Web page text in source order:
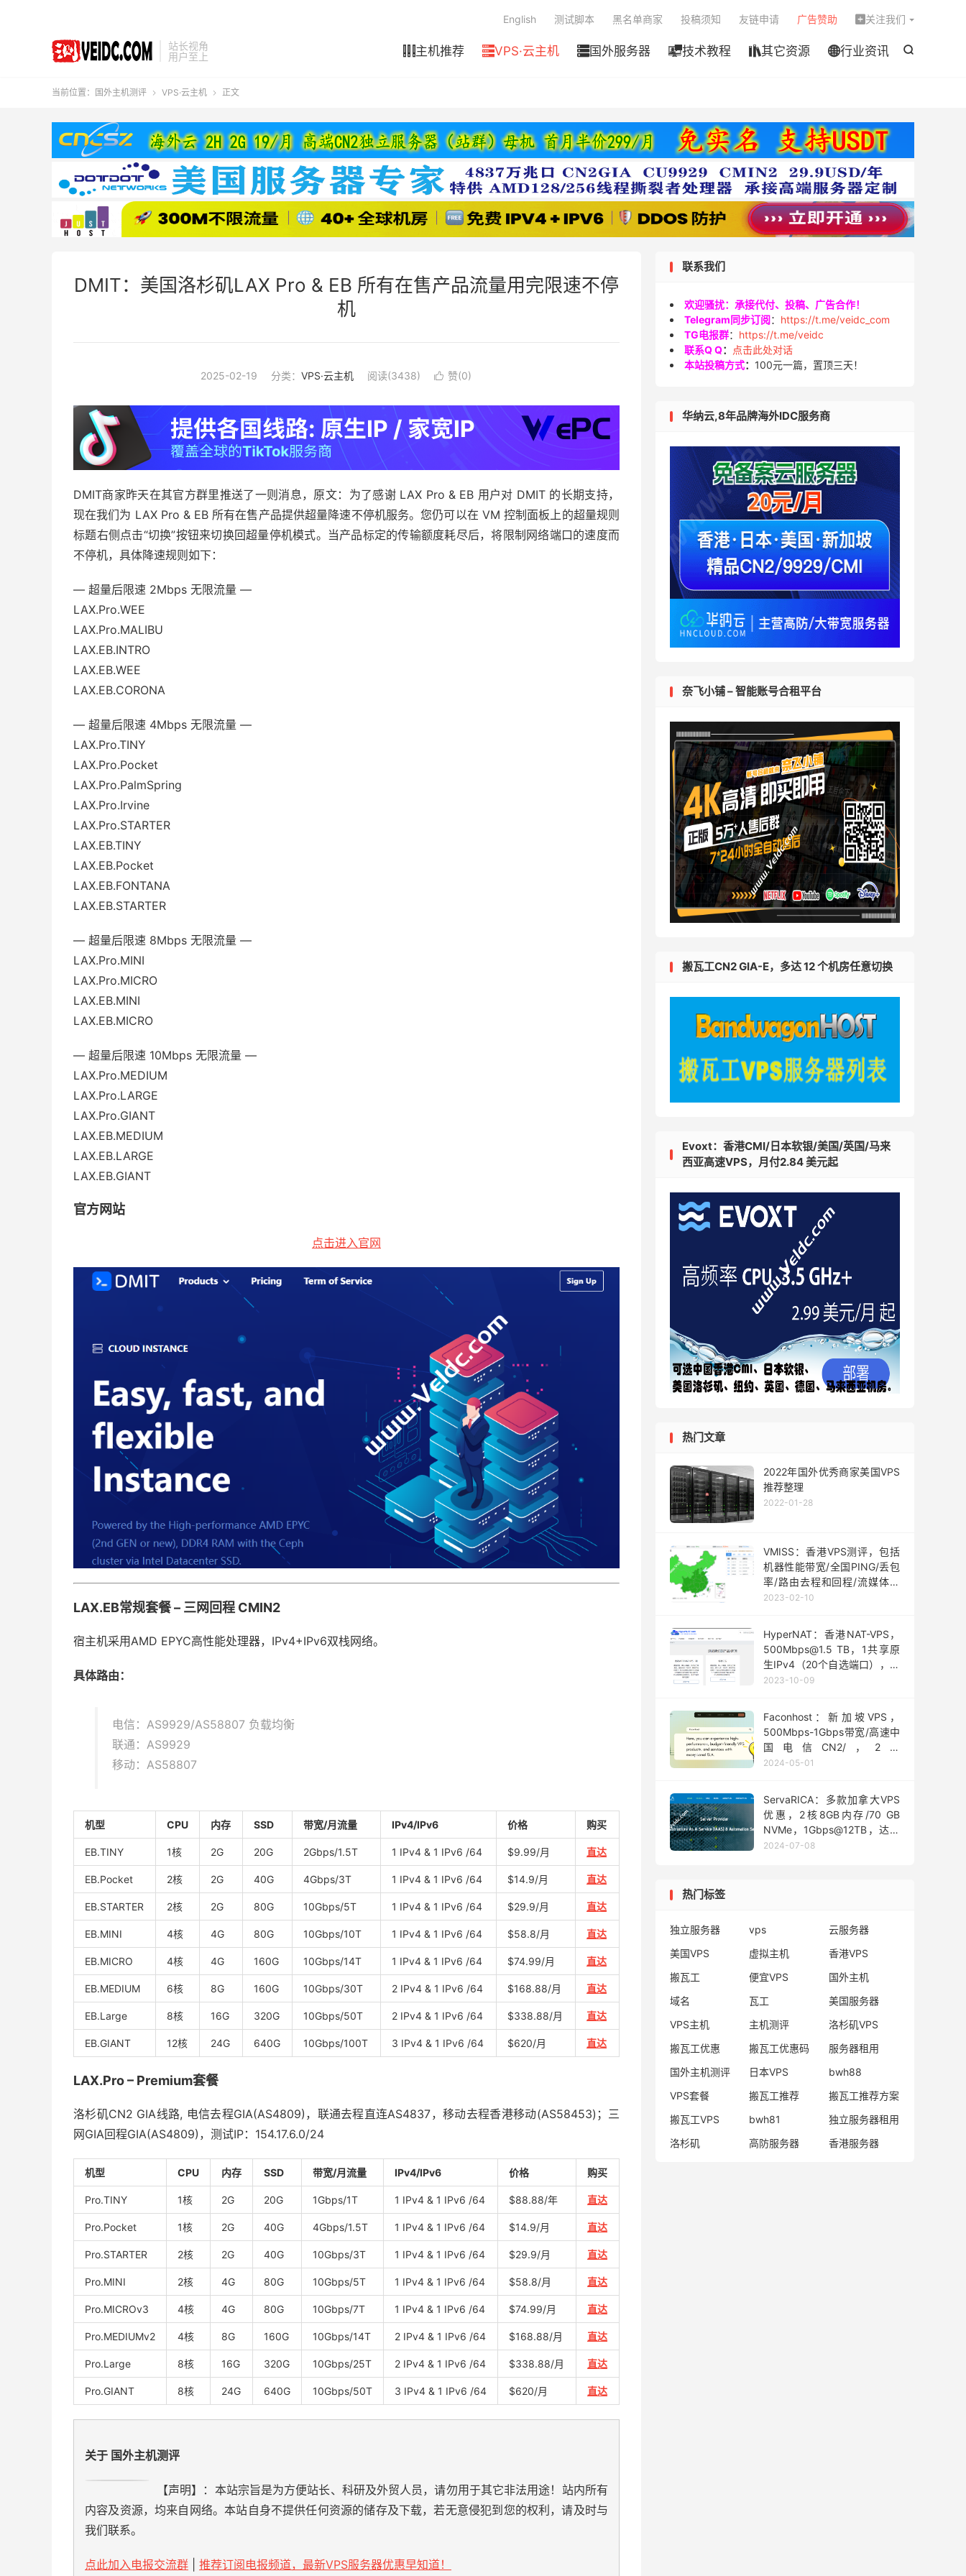
站长视角
用户至上

主机推荐 VPS·云主机 国外服务器 技术教程 其它资源 行业资讯
English 测试脚本 黑名单商家 投稿须知 友链申请 广告赞助  关注我们
当前位置： 国外主机测评  VPS·云主机  正文
DMIT：美国洛杉矶LAX Pro & EB 所有在售产品流量用完限速不停
机
2025-02-19 分类： VPS·云主机 阅读(3438)  赞(0)
DMIT商家昨天在其官方群里推送了一则消息，原文：为了感谢 LAX Pro & EB 用户对 DMIT 的长期支持，
现在我们为 LAX Pro & EB 所有在售产品提供超量降速不停机服务。您仍可以在 VM 控制面板上的超量规则
标题右侧点击“切换”按钮来切换回超量停机模式。当产品标定的传输额度耗尽后，将限制网络端口的速度而
不停机，具体降速规则如下：
— 超量后限速 2Mbps 无限流量 —
LAX.Pro.WEE
LAX.Pro.MALIBU
LAX.EB.INTRO
LAX.EB.WEE
LAX.EB.CORONA
— 超量后限速 4Mbps 无限流量 —
LAX.Pro.TINY
LAX.Pro.Pocket
LAX.Pro.PalmSpring
LAX.Pro.Irvine
LAX.Pro.STARTER
LAX.EB.TINY
LAX.EB.Pocket
LAX.EB.FONTANA
LAX.EB.STARTER
— 超量后限速 8Mbps 无限流量 —
LAX.Pro.MINI
LAX.Pro.MICRO
LAX.EB.MINI
LAX.EB.MICRO
— 超量后限速 10Mbps 无限流量 —
LAX.Pro.MEDIUM
LAX.Pro.LARGE
LAX.Pro.GIANT
LAX.EB.MEDIUM
LAX.EB.LARGE
LAX.EB.GIANT
官方网站
点击进入官网
LAX.EB常规套餐 – 三网回程 CMIN2
宿主机采用AMD EPYC高性能处理器，IPv4+IPv6双栈网络。
具体路由：
电信：AS9929/AS58807 负载均衡
联通：AS9929
移动：AS58807
机型 CPU 内存 SSD 带宽/月流量 IPv4/IPv6 价格 购买
EB.TINY 1核 2G 20G 2Gbps/1.5T 1 IPv4 & 1 IPv6 /64 $9.99/月 直达
EB.Pocket 2核 2G 40G 4Gbps/3T 1 IPv4 & 1 IPv6 /64 $14.9/月 直达
EB.STARTER 2核 2G 80G 10Gbps/5T 1 IPv4 & 1 IPv6 /64 $29.9/月 直达
EB.MINI 4核 4G 80G 10Gbps/10T 1 IPv4 & 1 IPv6 /64 $58.8/月 直达
EB.MICRO 4核 4G 160G 10Gbps/14T 1 IPv4 & 1 IPv6 /64 $74.99/月 直达
EB.MEDIUM 6核 8G 160G 10Gbps/30T 2 IPv4 & 1 IPv6 /64 $168.88/月 直达
EB.Large 8核 16G 320G 10Gbps/50T 2 IPv4 & 1 IPv6 /64 $338.88/月 直达
EB.GIANT 12核 24G 640G 10Gbps/100T 3 IPv4 & 1 IPv6 /64 $620/月 直达
LAX.Pro – Premium套餐
洛杉矶CN2 GIA线路, 电信去程GIA(AS4809)，联通去程直连AS4837，移动去程香港移动(AS58453)；三
网GIA回程GIA(AS4809)，测试IP：154.17.6.0/24
机型 CPU 内存 SSD 带宽/月流量 IPv4/IPv6 价格 购买
Pro.TINY 1核 2G 20G 1Gbps/1T 1 IPv4 & 1 IPv6 /64 $88.88/年 直达
Pro.Pocket 1核 2G 40G 4Gbps/1.5T 1 IPv4 & 1 IPv6 /64 $14.9/月 直达
Pro.STARTER 2核 2G 40G 10Gbps/3T 1 IPv4 & 1 IPv6 /64 $29.9/月 直达
Pro.MINI 2核 4G 80G 10Gbps/5T 1 IPv4 & 1 IPv6 /64 $58.8/月 直达
Pro.MICROv3 4核 4G 80G 10Gbps/7T 1 IPv4 & 1 IPv6 /64 $74.99/月 直达
Pro.MEDIUMv2 4核 8G 160G 10Gbps/14T 2 IPv4 & 1 IPv6 /64 $168.88/月 直达
Pro.Large 8核 16G 320G 10Gbps/25T 2 IPv4 & 1 IPv6 /64 $338.88/月 直达
Pro.GIANT 8核 24G 640G 10Gbps/50T 3 IPv4 & 1 IPv6 /64 $620/月 直达
关于 国外主机测评
【声明】：本站宗旨是为方便站长、科研及外贸人员，请勿用于其它非法用途！站内所有
内容及资源，均来自网络。本站自身不提供任何资源的储存及下载，若无意侵犯到您的权利，请及时与
我们联系。
点此加入电报交流群 推荐订阅电报频道，最新VPS服务器优惠早知道！
联系我们
欢迎骚扰：承接代付、投稿、广告合作！
Telegram同步订阅： https://t.me/veidc_com
TG电报群： https://t.me/veidc
联系Q Q：
点击此处对话
本站投稿方式： 100元一篇，置顶三天！
华纳云,8年品牌海外IDC服务商
奈飞小铺 – 智能账号合租平台
搬瓦工CN2 GIA-E，多达 12 个机房任意切换
Evoxt：香港CMI/日本软银/美国/英国/马来
西亚高速VPS，月付2.84 美元起
热门文章
2022年国外优秀商家美国VPS
推荐整理
2022-01-28
VMISS：香港VPS测评，包括
机器性能带宽/全国PING/丢包
率/路由去程和回程/流媒体解
锁和Tiktok区域检测等
2023-02-10
HyperNAT：香港NAT-VPS，
500Mbps@1.5 TB，1共享原
生IPv4（20个自选端口），独
享/60 IPv6段（非原生），年
2023-10-09
Faconhost：新加坡VPS，
500Mbps-1Gbps带宽/高速中
国电信CN2/，2核
EPYC/2GB/30GB NVMe，年
2024-05-01
ServaRICA：多款加拿大VPS
优惠，2核8GB内存/70 GB
NVMe，1Gbps@12TB，达量
限速10Mbps，月付$5.2起
2024-07-08
热门标签
独立服务器 vps
云服务器
美国VPS
虚拟主机
香港VPS
搬瓦工
便宜VPS
国外主机
域名
瓦工
美国服务器
VPS主机
主机测评
洛杉矶VPS
搬瓦工优惠
搬瓦工优惠码
服务器租用
国外主机测评
日本VPS
bwh88
VPS套餐
搬瓦工推荐
搬瓦工推荐方案
搬瓦工VPS
bwh81
独立服务器租用
洛杉矶
高防服务器 香港服务器